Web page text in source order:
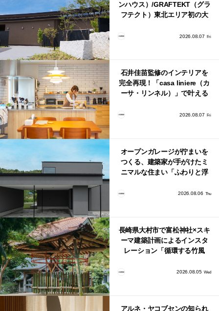
ンハウス）/GRAFTEKT（グラ
フテクト）東北エリア初の大
2026.08.07 Fri
石井佳苗監修のインテリアを
完全再現！「casa liniere（カ
ーサ・リンネル）」で叶える
2026.08.07 Fri
オープンガレージが佇まいを
つくる、建築家が手がけたミ
ニマルな住まい「ふわりと浮
2026.08.06 Thu
長崎県大村市で富松神社×スキ
ーマ建築計画によるインスタ
レーション「循環する竹風
2026.08.05 Wed
アルネ・ヤコブセンの知られ